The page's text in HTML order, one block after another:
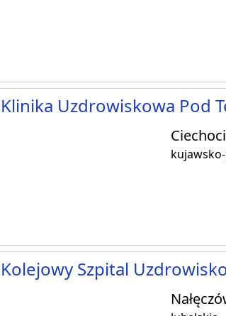
Klinika Uzdrowiskowa Pod
Kolejowy Szpital